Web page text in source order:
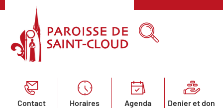
Contact Horaires Agenda Denier et don